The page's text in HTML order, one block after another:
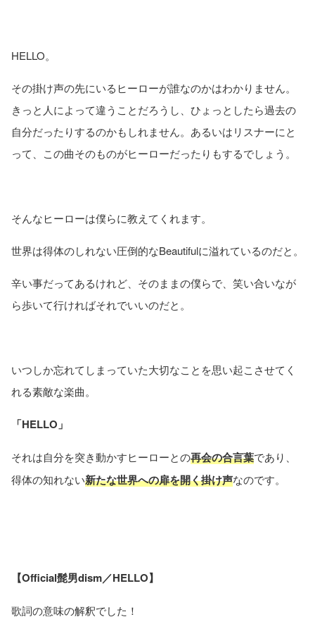
HELLO。
その掛け声の先にいるヒーローが誰なのかはわかりません。
きっと人によって違うことだろうし、ひょっとしたら過去の
自分だったりするのかもしれません。あるいはリスナーにと
って、この曲そのものがヒーローだったりもするでしょう。
そんなヒーローは僕らに教えてくれます。
世界は得体のしれない圧倒的なBeautifulに溢れているのだと。
辛い事だってあるけれど、そのままの僕らで、笑い合いなが
ら歩いて行ければそれでいいのだと。
いつしか忘れてしまっていた大切なことを思い起こさせてく
れる素敵な楽曲。
「HELLO」
それは自分を突き動かすヒーローとの再会の合言葉であり、
得体の知れない新たな世界への扉を開く掛け声なのです。
【Official髭男dism／HELLO】
歌詞の意味の解釈でした！